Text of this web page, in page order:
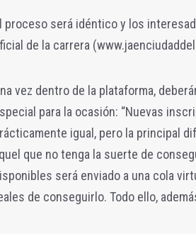
proceso será idéntico y los
de la carrera
vez dentro de la plataforma,
para la ocasión: “Nuevas
igual, pero la principal
que no tenga la suerte de
será enviado a una cola
de conseguirlo. Todo ello,